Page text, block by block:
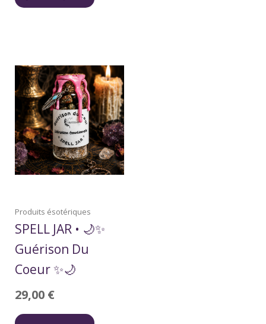
Produits ésotériques
SPELL JAR • 🌙✨
Guérison Du
Coeur ✨🌙
29,00 €